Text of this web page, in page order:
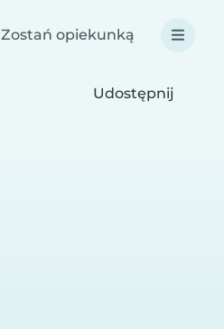
Zostań opiekunką
Udostępnij